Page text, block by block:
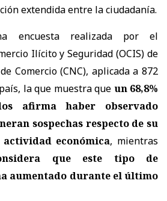
extendida entre la ciudadanía.
encuesta realizada por el
Ilícito y Seguridad (OCIS) de
Comercio (CNC), aplicada a 872
la que muestra que un 68,8%
afirma haber observado
sospechas respecto de su
económica, mientras
que este tipo de
aumentado durante el último